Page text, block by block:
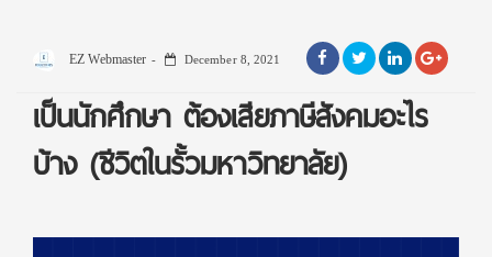
EZ Webmaster December 8, 2021
เป็นนักศึกษา ต้องเสียภาษีสังคมอะไร
บ้าง (ชีวิตในรั้วมหาวิทยาลัย)